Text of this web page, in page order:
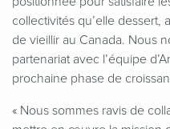
collectivités qu’elle
de vieillir au Canada. Nous
partenariat avec l’équipe
prochaine phase de
« Nous sommes ravis de